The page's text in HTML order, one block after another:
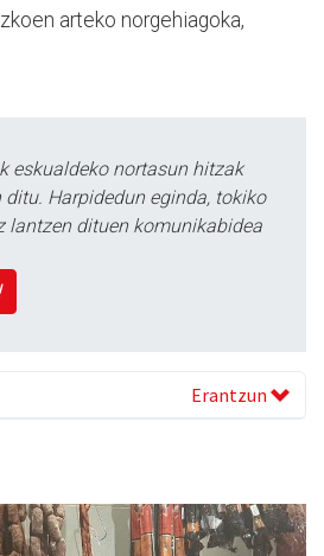
arteko norgehiagoka,
eskualdeko nortasun hitzak
Harpidedun eginda, tokiko
lantzen dituen komunikabidea
Erantzun